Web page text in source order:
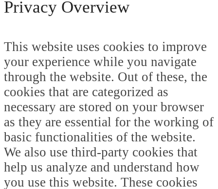
Privacy Overview
This website uses cookies to improve
your experience while you navigate
through the website. Out of these, the
cookies that are categorized as
necessary are stored on your browser
as they are essential for the working of
basic functionalities of the website.
We also use third-party cookies that
help us analyze and understand how
you use this website. These cookies